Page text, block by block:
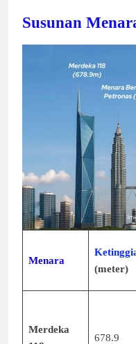
Susunan
Menara
(meter)
Merdeka
678.9